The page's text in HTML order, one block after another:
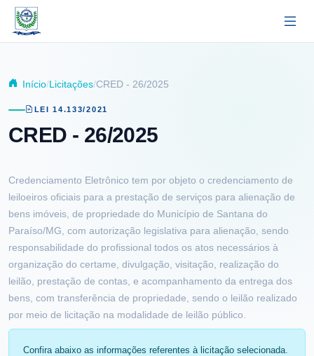
Pular para o conteúdo principal
Início Licitações CRED - 26/2025
LEI 14.133/2021
CRED - 26/2025
Credenciamento Eletrônico tem por objeto o credenciamento de
leiloeiros oficiais para a prestação de serviços para alienação de
bens imóveis, de propriedade do Município de Santana do
Paraíso/MG, com autorização legislativa para alienação, sendo
responsabilidade do profissional todos os atos necessários à
organização do certame, divulgação, visitação, realização do
leilão, prestação de contas, e acompanhamento da entrega dos
bens, com transferência de propriedade, sendo o leilão realizado
por meio de licitação na modalidade de leilão público.
Confira abaixo as informações referentes à licitação selecionada.